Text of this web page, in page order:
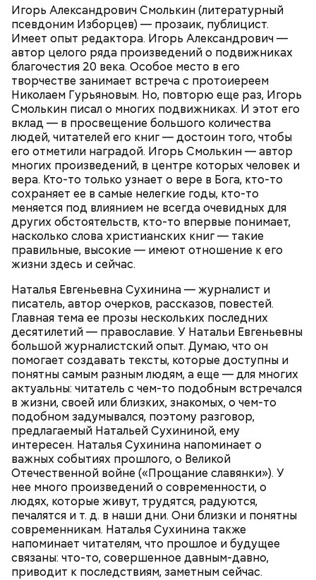
Игорь Александрович Смолькин (литературный
псевдоним Изборцев) — прозаик, публицист.
Имеет опыт редактора. Игорь Александрович —
автор целого ряда произведений о подвижниках
благочестия 20 века. Особое место в его
творчестве занимает встреча с протоиереем
Николаем Гурьяновым. Но, повторю еще раз, Игорь
Смолькин писал о многих подвижниках. И этот его
вклад — в просвещение большого количества
людей, читателей его книг — достоин того, чтобы
его отметили наградой. Игорь Смолькин — автор
многих произведений, в центре которых человек и
вера. Кто-то только узнает о вере в Бога, кто-то
сохраняет ее в самые нелегкие годы, кто-то
меняется под влиянием не всегда очевидных для
других обстоятельств, кто-то впервые понимает,
насколько слова христианских книг — такие
правильные, высокие — имеют отношение к его
жизни здесь и сейчас.
Наталья Евгеньевна Сухинина — журналист и
писатель, автор очерков, рассказов, повестей.
Главная тема ее прозы нескольких последних
десятилетий — православие. У Натальи Евгеньевны
большой журналистский опыт. Думаю, что он
помогает создавать тексты, которые доступны и
понятны самым разным людям, а еще — для многих
актуальны: читатель с чем-то подобным встречался
в жизни, своей или близких, знакомых, о чем-то
подобном задумывался, поэтому разговор,
предлагаемый Натальей Сухининой, ему
интересен. Наталья Сухинина напоминает о
важных событиях прошлого, о Великой
Отечественной войне («Прощание славянки»). У
нее много произведений о современности, о
людях, которые живут, трудятся, радуются,
печалятся и т. д. в наши дни. Они близки и понятны
современникам. Наталья Сухинина также
напоминает читателям, что прошлое и будущее
связаны: что-то, совершенное давным-давно,
приводит к последствиям, заметным сейчас.
Если после вскрытия переложить тушенку в
другую посуду, она не будет портиться сутки или
двое, добавила Русакова. В противном случае при
вскрытии происходят процессы окисления, и
металлическая упаковка начинает оказывать
негативное влияние на мясо, заключила специалист.
Молодежь нарекла сардины новым суперфудом.
Доступная и вкусная рыба богата полезными
нутриентами, а потому о ней все чаще снимают
хвалебные ролики. В чем заключаетсяпольза этой
рыбы, с чем можно ее сочетать и кому стоит есть ее
с осторожностью, «Вечерняя Москва» узнала у
диетолога Елены Соломатиной.
— Для сервировки салата необходимо выложить
все ингредиенты в чашу, поджарить слайсы сыра
на сковороде и выложить их на салат, — дополнил
Белькович.
Тонкости от шефа:обжаривать перцы лучше в
самом начале, чтобы они успели стать мягкими.
Для глазури нужны:
сок апельсина или лимона;
сахарная пудра.